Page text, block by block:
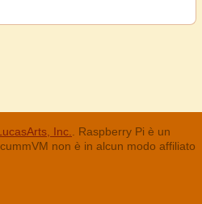
Inc.
. Raspberry Pi è un
non è in alcun modo affiliato